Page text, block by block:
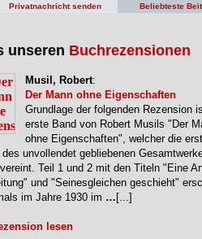
Privatnachricht senden Beliebteste
unseren Buchrezensionen
Musil, Robert:
Der Mann ohne Eigenschaften
Grundlage der folgenden Rezension
erste Band von Robert Musils "Der
ohne Eigenschaften", welcher die
des unvollendet gebliebenen
Teil 1 und 2 mit den Titeln "Eine
und "Seinesgleichen geschieht"
im Jahre 1930 im … [...]
lesen